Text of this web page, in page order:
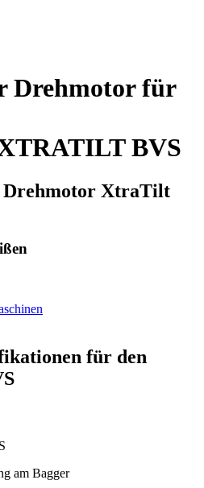
Drehmotor für
BVS
Drehmotor XtraTilt
für den
am Bagger